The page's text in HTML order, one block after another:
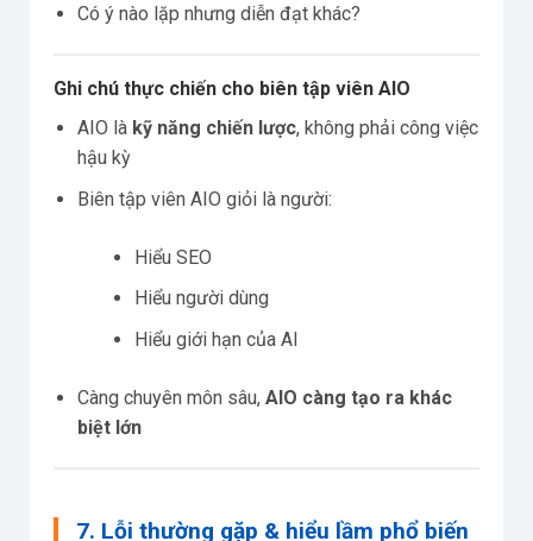
Có ý nào lặp nhưng diễn đạt khác?
Ghi chú thực chiến cho biên tập viên AIO
AIO là kỹ năng chiến lược, không phải công việc
hậu kỳ
Biên tập viên AIO giỏi là người:
Hiểu SEO
Hiểu người dùng
Hiểu giới hạn của AI
Càng chuyên môn sâu, AIO càng tạo ra khác
biệt lớn
7. Lỗi thường gặp & hiểu lầm phổ biến